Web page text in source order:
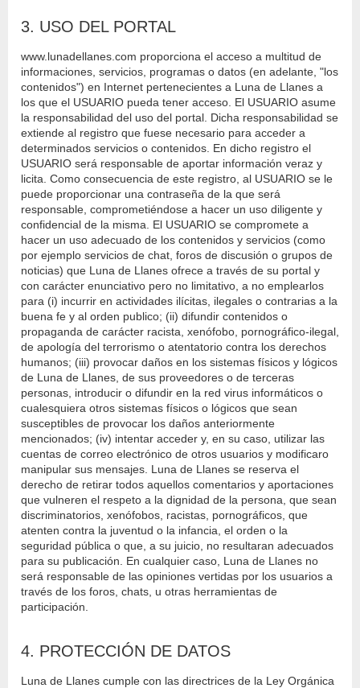
3. USO DEL PORTAL
www.lunadellanes.com proporciona el acceso a multitud de
informaciones, servicios, programas o datos (en adelante, "los
contenidos") en Internet pertenecientes a Luna de Llanes a
los que el USUARIO pueda tener acceso. El USUARIO asume
la responsabilidad del uso del portal. Dicha responsabilidad se
extiende al registro que fuese necesario para acceder a
determinados servicios o contenidos. En dicho registro el
USUARIO será responsable de aportar información veraz y
licita. Como consecuencia de este registro, al USUARIO se le
puede proporcionar una contraseña de la que será
responsable, comprometiéndose a hacer un uso diligente y
confidencial de la misma. El USUARIO se compromete a
hacer un uso adecuado de los contenidos y servicios (como
por ejemplo servicios de chat, foros de discusión o grupos de
noticias) que Luna de Llanes ofrece a través de su portal y
con carácter enunciativo pero no limitativo, a no emplearlos
para (i) incurrir en actividades ilícitas, ilegales o contrarias a la
buena fe y al orden publico; (ii) difundir contenidos o
propaganda de carácter racista, xenófobo, pornográfico-ilegal,
de apología del terrorismo o atentatorio contra los derechos
humanos; (iii) provocar daños en los sistemas físicos y lógicos
de Luna de Llanes, de sus proveedores o de terceras
personas, introducir o difundir en la red virus informáticos o
cualesquiera otros sistemas físicos o lógicos que sean
susceptibles de provocar los daños anteriormente
mencionados; (iv) intentar acceder y, en su caso, utilizar las
cuentas de correo electrónico de otros usuarios y modificaro
manipular sus mensajes. Luna de Llanes se reserva el
derecho de retirar todos aquellos comentarios y aportaciones
que vulneren el respeto a la dignidad de la persona, que sean
discriminatorios, xenófobos, racistas, pornográficos, que
atenten contra la juventud o la infancia, el orden o la
seguridad pública o que, a su juicio, no resultaran adecuados
para su publicación. En cualquier caso, Luna de Llanes no
será responsable de las opiniones vertidas por los usuarios a
través de los foros, chats, u otras herramientas de
participación.
4. PROTECCIÓN DE DATOS
Luna de Llanes cumple con las directrices de la Ley Orgánica